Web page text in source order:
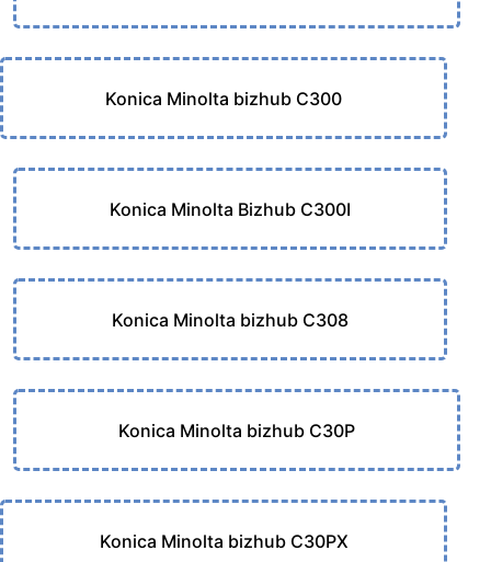
Konica Minolta bizhub C300
Konica Minolta Bizhub C300I
Konica Minolta bizhub C308
Konica Minolta bizhub C30P
Konica Minolta bizhub C30PX